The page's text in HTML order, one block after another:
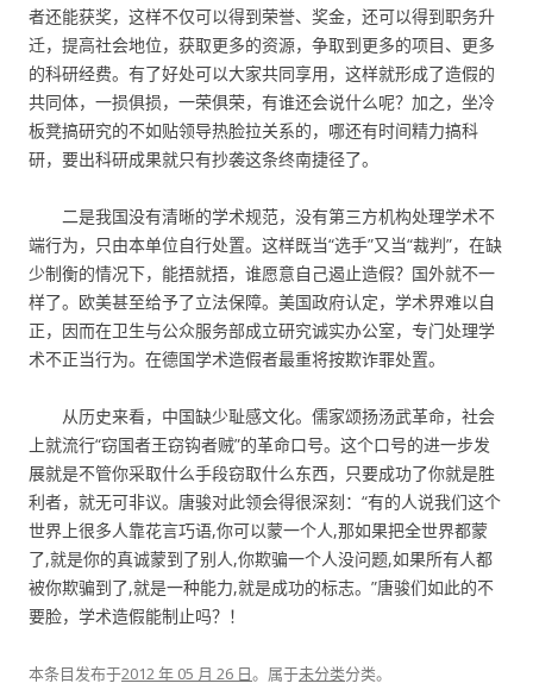
者还能获奖，这样不仅可以得到荣誉、奖金，还可以得到职务升
迁，提高社会地位，获取更多的资源，争取到更多的项目、更多
的科研经费。有了好处可以大家共同享用，这样就形成了造假的
共同体，一损俱损，一荣俱荣，有谁还会说什么呢？加之，坐冷
板凳搞研究的不如贴领导热脸拉关系的，哪还有时间精力搞科
研，要出科研成果就只有抄袭这条终南捷径了。
二是我国没有清晰的学术规范，没有第三方机构处理学术不
端行为，只由本单位自行处置。这样既当“选手”又当“裁判”，在缺
少制衡的情况下，能捂就捂，谁愿意自己遏止造假？国外就不一
样了。欧美甚至给予了立法保障。美国政府认定，学术界难以自
正，因而在卫生与公众服务部成立研究诚实办公室，专门处理学
术不正当行为。在德国学术造假者最重将按欺诈罪处置。
从历史来看，中国缺少耻感文化。儒家颂扬汤武革命，社会
上就流行“窃国者王窃钩者贼”的革命口号。这个口号的进一步发
展就是不管你采取什么手段窃取什么东西，只要成功了你就是胜
利者，就无可非议。唐骏对此领会得很深刻：“有的人说我们这个
世界上很多人靠花言巧语,你可以蒙一个人,那如果把全世界都蒙
了,就是你的真诚蒙到了别人,你欺骗一个人没问题,如果所有人都
被你欺骗到了,就是一种能力,就是成功的标志。”唐骏们如此的不
要脸，学术造假能制止吗？！
本条目发布于2012 年 05 月 26 日。属于未分类分类。